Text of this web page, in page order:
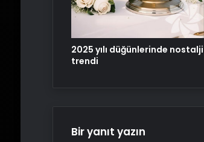
2025 yılı düğünlerinde nostalji
trendi
Bir yanıt yazın